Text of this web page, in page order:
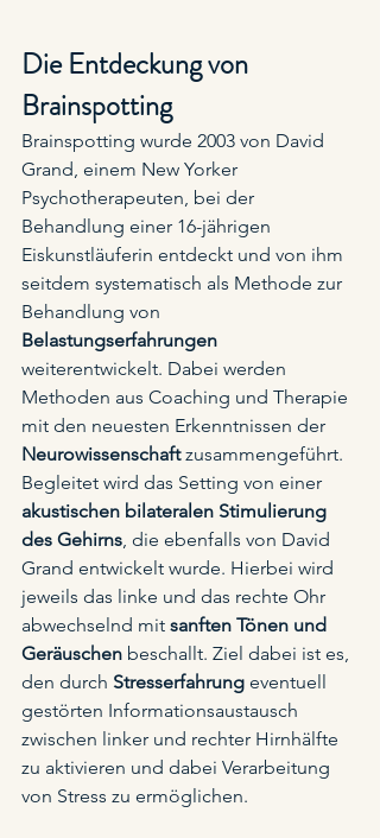
Die Entdeckung von
Brainspotting
Brainspotting wurde 2003 von David
Grand, einem New Yorker
Psychotherapeuten, bei der
Behandlung einer 16-jährigen
Eiskunstläuferin entdeckt und von ihm
seitdem systematisch als Methode zur
Behandlung von
Belastungserfahrungen
weiterentwickelt. Dabei werden
Methoden aus Coaching und Therapie
mit den neuesten Erkenntnissen der
Neurowissenschaft zusammengeführt.
Begleitet wird das Setting von einer
akustischen bilateralen Stimulierung
des Gehirns, die ebenfalls von David
Grand entwickelt wurde. Hierbei wird
jeweils das linke und das rechte Ohr
abwechselnd mit sanften Tönen und
Geräuschen beschallt. Ziel dabei ist es,
den durch Stresserfahrung eventuell
gestörten Informationsaustausch
zwischen linker und rechter Hirnhälfte
zu aktivieren und dabei Verarbeitung
von Stress zu ermöglichen.